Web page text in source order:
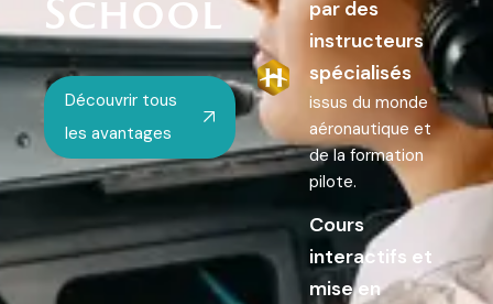
Découvrir tous
les avantages
par des
instructeurs
spécialisés
issus du monde
aéronautique et
de la formation
pilote.
Cours
interactifs et
mise en